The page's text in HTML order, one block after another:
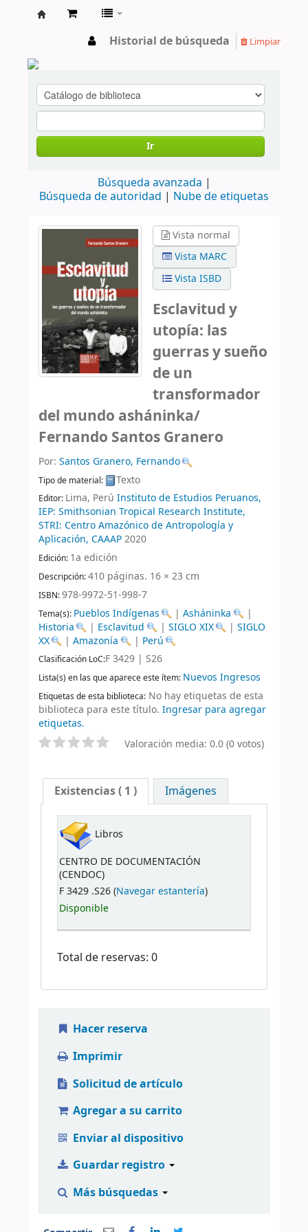
Historial de búsqueda Limpiar
Ir
Búsqueda avanzada
Búsqueda de autoridad
Nube de etiquetas
Vista normal
Vista MARC
Vista ISBD
Esclavitud y
utopía: las
guerras y sueño
de un
transformador
del mundo asháninka/
Fernando Santos Granero
Por: Santos Granero, Fernando
Tipo de material: Texto
Editor: Lima, Perú Instituto de Estudios Peruanos,
IEP: Smithsonian Tropical Research Institute,
STRI: Centro Amazónico de Antropología y
Aplicación, CAAAP2020
Edición: 1a edición
Descripción:410 páginas. 16 × 23 cm
ISBN:978-9972-51-998-7
Tema(s): Pueblos Indígenas |Asháninka
|
Historia
| Esclavitud | SIGLO XIX |SIGLO
XX
|Amazonía | Perú
Clasificación LoC:F 3429 | S26
Lista(s) en las que aparece este ítem: Nuevos Ingresos
Etiquetas de esta biblioteca: No hay etiquetas de esta
biblioteca para este título. Ingresar para agregar
etiquetas.
Valoración media: 0.0 (0 votos)
Existencias( 1 ) Imágenes
Libros
CENTRO DE DOCUMENTACIÓN
(CENDOC)
F 3429 .S26 (Navegar estantería)
Disponible
Total de reservas: 0
Hacer reserva
Imprimir
Solicitud de artículo
Agregar a su carrito
Enviar al dispositivo
Guardar registro
Más búsquedas